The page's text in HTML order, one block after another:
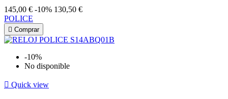
145,00 € -10% 130,50 €
POLICE
 Comprar
-10%
No disponible
 Quick view